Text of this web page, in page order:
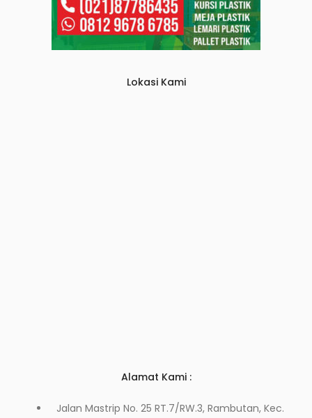
Lokasi Kami
Alamat Kami :
Jalan Mastrip No. 25 RT.7/RW.3, Rambutan, Kec.